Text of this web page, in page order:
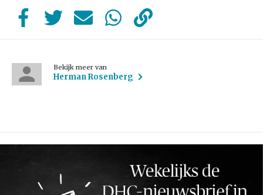
Bekijk meer van
Herman Rosenberg